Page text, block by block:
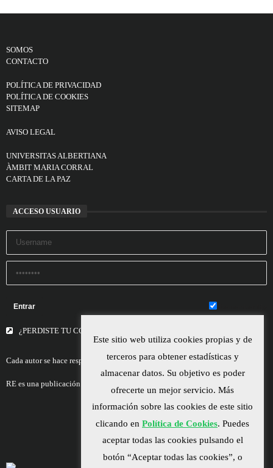
SOMOS
CONTACTO
POLÍTICA DE PRIVACIDAD
POLÍTICA DE COOKIES
SITEMAP
AVISO LEGAL
UNIVERSITAS ALBERTIANA
ÀMBIT MARIA CORRAL
CARTA DE LA PAZ
ACCESO USUARIO
¿PERDISTE TU CONTRASEÑA?
Cada autor se hace responsable del contenido de sus escritos.
RE es una publicación asociada a la
Este sitio web utiliza cookies propias y de
terceros para obtener estadísticas y
almacenar datos. Su objetivo es poder
ofrecerte un mejor servicio. Más
información sobre las cookies de este sitio
clicando en Política de Cookies. Puedes
aceptar todas las cookies pulsando el
botón “Aceptar todas las cookies”, o